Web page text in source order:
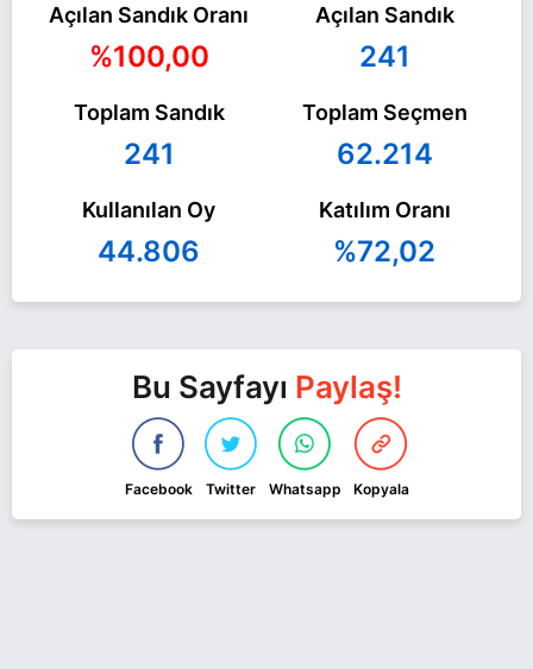
Açılan Sandık Oranı
%100,00
Açılan Sandık
241
Toplam Sandık
241
Toplam Seçmen
62.214
Kullanılan Oy
44.806
Katılım Oranı
%72,02
Bu Sayfayı Paylaş!
Facebook Twitter Whatsapp Kopyala